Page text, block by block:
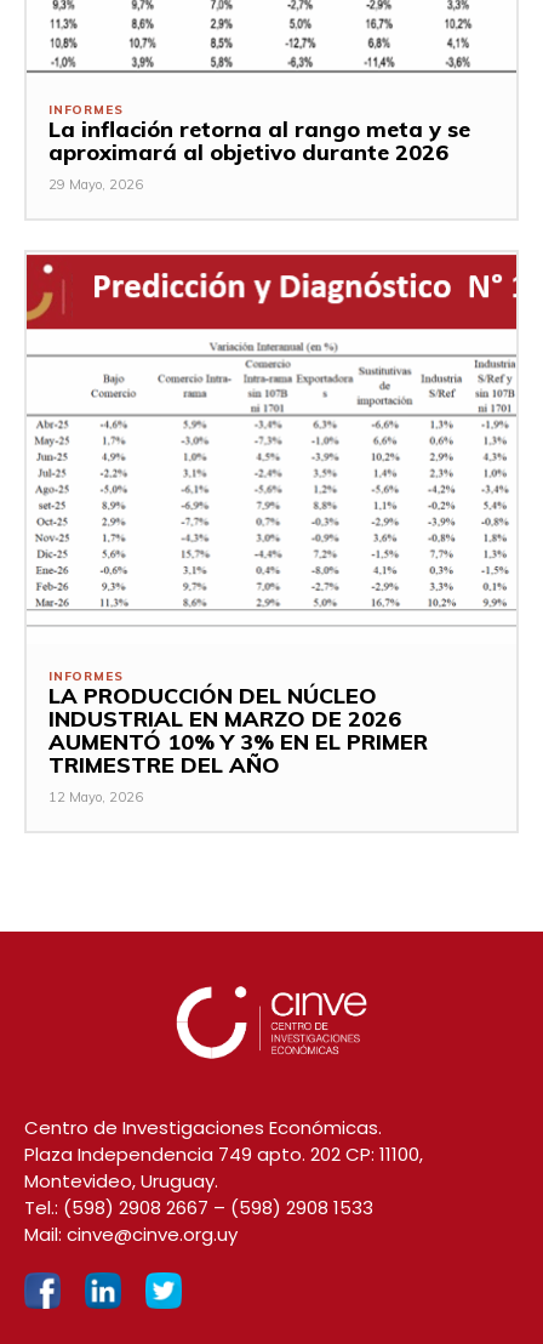
INFORMES
La inflación retorna al rango meta y se
aproximará al objetivo durante 2026
29 Mayo, 2026
INFORMES
LA PRODUCCIÓN DEL NÚCLEO
INDUSTRIAL EN MARZO DE 2026
AUMENTÓ 10% Y 3% EN EL PRIMER
TRIMESTRE DEL AÑO
12 Mayo, 2026
Centro de Investigaciones Económicas.
Plaza Independencia 749 apto. 202 CP: 11100,
Montevideo, Uruguay.
Tel.: (598) 2908 2667 – (598) 2908 1533
Mail: cinve@cinve.org.uy